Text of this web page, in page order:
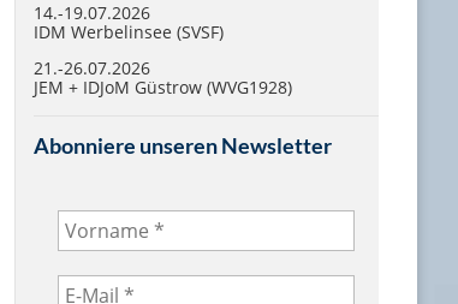
14.-19.07.2026
IDM Werbelinsee (SVSF)
21.-26.07.2026
JEM + IDJoM Güstrow (WVG1928)
Abonniere unseren Newsletter